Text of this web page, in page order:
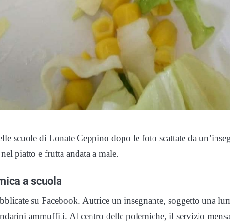
scuole di Lonate Ceppino dopo le foto scattate da
piatto e frutta andata a male.
a scuola
su Facebook. Autrice un insegnante, soggetto una
ammuffiti. Al centro delle polemiche, il servizio